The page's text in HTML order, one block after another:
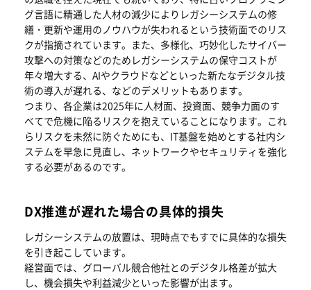
グ言語に精通した人材の減少によりレガシーシステムの修
繕・更新や運用のノウハウが失われるという技術面でのリス
クが指摘されています。また、多様化、巧妙化したサイバー
攻撃への対策などのためレガシーシステムの保守コストが
年々増大する、AIやクラウドなどといった新たなデジタル技
術の導入が遅れる、などのデメリットもあります。
つまり、各企業は2025年に人材面、投資面、競争力面のす
べてで危機に陥るリスクを抱えていることになります。これ
らリスクを未然に防ぐためにも、IT基盤を始めとする社内シ
ステムを早急に見直し、ネットワークやセキュリティを強化
する必要があるのです。
DX推進が遅れた場合の具体的損失
レガシーシステムの放置は、現時点でもすでに具体的な損失
を引き起こしています。
経営面では、グローバル競合他社とのデジタル格差が拡大
し、機会損失や利益減少といった影響が出ます。